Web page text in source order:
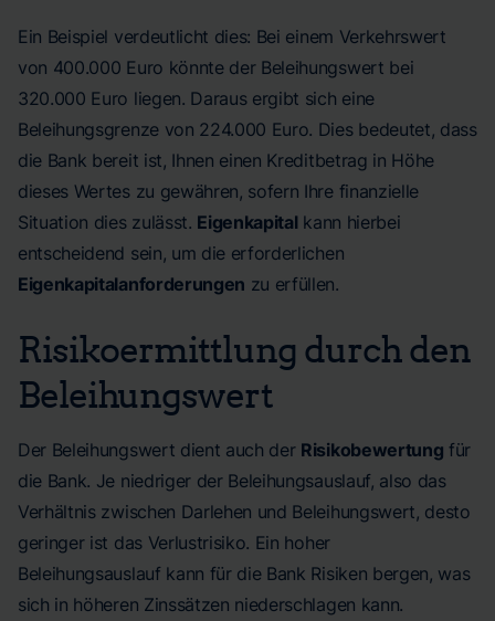
Ein Beispiel verdeutlicht dies: Bei einem Verkehrswert
von 400.000 Euro könnte der Beleihungswert bei
320.000 Euro liegen. Daraus ergibt sich eine
Beleihungsgrenze von 224.000 Euro. Dies bedeutet, dass
die Bank bereit ist, Ihnen einen Kreditbetrag in Höhe
dieses Wertes zu gewähren, sofern Ihre finanzielle
Situation dies zulässt. Eigenkapital kann hierbei
entscheidend sein, um die erforderlichen
Eigenkapitalanforderungen zu erfüllen.
Risikoermittlung durch den
Beleihungswert
Der Beleihungswert dient auch der Risikobewertung für
die Bank. Je niedriger der Beleihungsauslauf, also das
Verhältnis zwischen Darlehen und Beleihungswert, desto
geringer ist das Verlustrisiko. Ein hoher
Beleihungsauslauf kann für die Bank Risiken bergen, was
sich in höheren Zinssätzen niederschlagen kann.